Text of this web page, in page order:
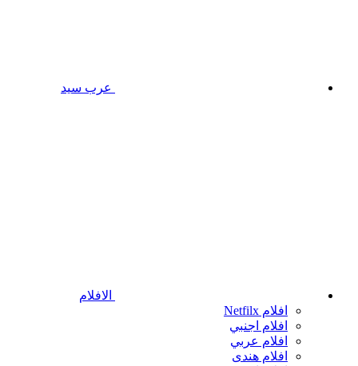
عرب سيد
الافلام
افلام Netfilx
افلام اجنبي
افلام عربي
افلام هندى